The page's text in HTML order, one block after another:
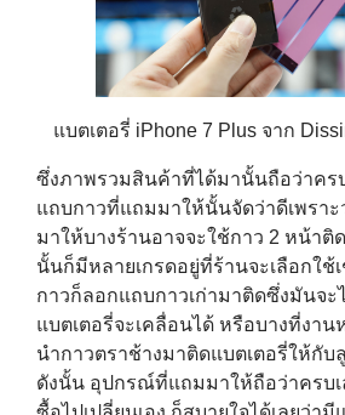
แบตเตอรี่ iPhone 7 Plus จาก
ซึ่งภาพรวมสินค้าที่ได้มานั้นถือว่าคร
แถบกาวที่แถมมาให้นั้นจัดว่าดีเพรา
มาให้บางร้านอาจจะใช้กาว 2 หน้าติ
นั้นก็มีหลายเกรดอยู่ที่ร้านจะเลือกใช้
กาวก็ลอกแถบกาวเก่ามาติดซึ่งมันจ
แบตเตอรี่จะเคลื่อนได้ หรือบางที่งา
นำกาวตราช้างมาติดแบตเตอรี่ให้กับ
ดังนั้น อุปกรณ์ที่แถมมาให้ถือว่าครบเ